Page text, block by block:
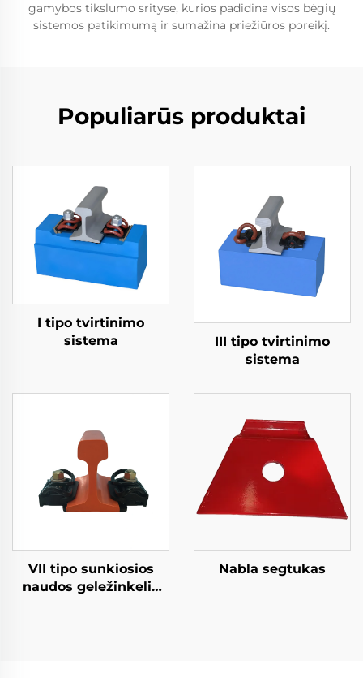
gamybos tikslumo srityse, kurios padidina visos bėgių
sistemos patikimumą ir sumažina priežiūros poreikį.
Populiarūs produktai
I tipo tvirtinimo
sistema
III tipo tvirtinimo
sistema
VII tipo sunkiosios
naudos geležinkelio
Nabla segtukas